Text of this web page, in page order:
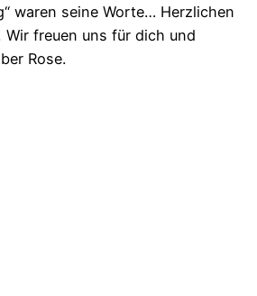
waren seine Worte… Herzlichen
Wir freuen uns für dich und
Rose.